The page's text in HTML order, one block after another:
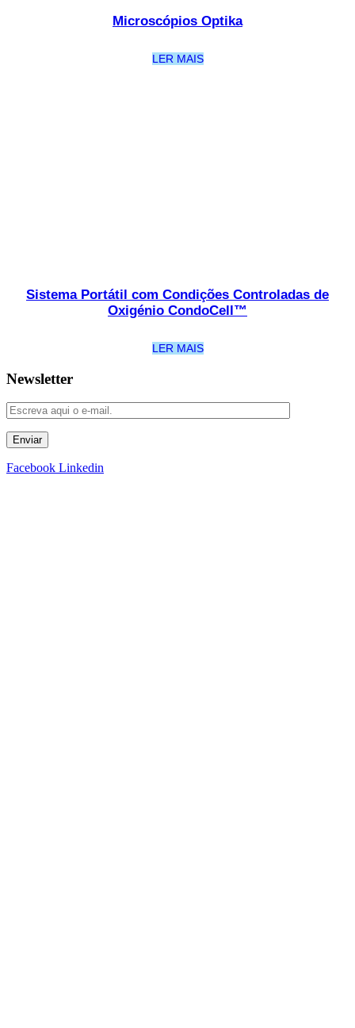
Microscópios Optika
LER MAIS
Sistema Portátil com Condições Controladas de
Oxigénio CondoCell™
LER MAIS
Newsletter
Enviar
Facebook Linkedin